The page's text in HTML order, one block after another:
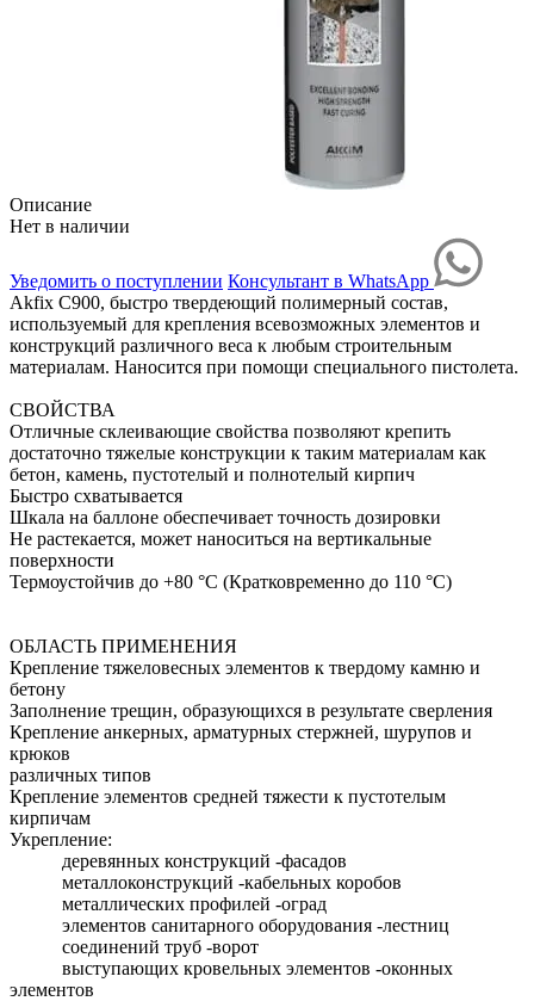
Описание
Нет в наличии
Уведомить о поступлении Консультант в WhatsApp
Akfix C900, быстро твердеющий полимерный состав,
используемый для крепления всевозможных элементов и
конструкций различного веса к любым строительным
материалам. Наносится при помощи специального пистолета.
СВОЙСТВА
Отличные склеивающие свойства позволяют крепить
достаточно тяжелые конструкции к таким материалам как
бетон, камень, пустотелый и полнотелый кирпич
Быстро схватывается
Шкала на баллоне обеспечивает точность дозировки
Не растекается, может наноситься на вертикальные
поверхности
Термоустойчив до +80 °C (Кратковременно до 110 °C)
ОБЛАСТЬ ПРИМЕНЕНИЯ
Крепление тяжеловесных элементов к твердому камню и
бетону
Заполнение трещин, образующихся в результате сверления
Крепление анкерных, арматурных стержней, шурупов и
крюков
различных типов
Крепление элементов средней тяжести к пустотелым
кирпичам
Укрепление:
деревянных конструкций -фасадов
металлоконструкций -кабельных коробов
металлических профилей -оград
элементов санитарного оборудования -лестниц
соединений труб -ворот
выступающих кровельных элементов -оконных
элементов